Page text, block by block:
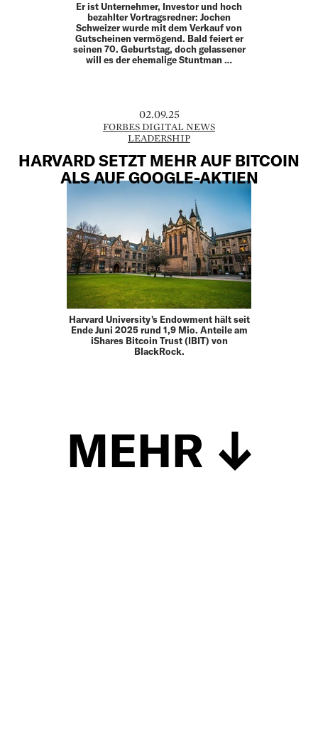
Er ist Unternehmer, Investor und hoch
bezahlter Vortragsredner: Jochen
Schweizer wurde mit dem Verkauf von
Gutscheinen vermögend. Bald feiert er
seinen 70. Geburtstag, doch gelassener
will es der ehemalige Stuntman …
02.09.25
FORBES DIGITAL NEWS
LEADERSHIP
HARVARD SETZT MEHR AUF BITCOIN
ALS AUF GOOGLE-AKTIEN
Harvard University's Endowment hält seit
Ende Juni 2025 rund 1,9 Mio. Anteile am
iShares Bitcoin Trust (IBIT) von
BlackRock.
MEHR